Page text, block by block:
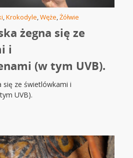
,Krokodyle,Węże,Żółwie
żegna się ze
i
(w tym UVB).
się ze świetlówkami i
UVB).